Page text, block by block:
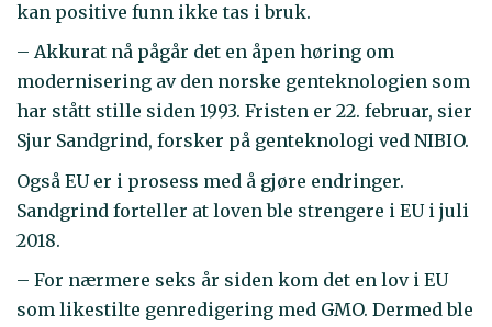
kan positive funn ikke tas i bruk.
– Akkurat nå pågår det en åpen høring om
modernisering av den norske genteknologien som
har stått stille siden 1993. Fristen er 22. februar, sier
Sjur Sandgrind, forsker på genteknologi ved NIBIO.
Også EU er i prosess med å gjøre endringer.
Sandgrind forteller at loven ble strengere i EU i juli
2018.
– For nærmere seks år siden kom det en lov i EU
som likestilte genredigering med GMO. Dermed ble